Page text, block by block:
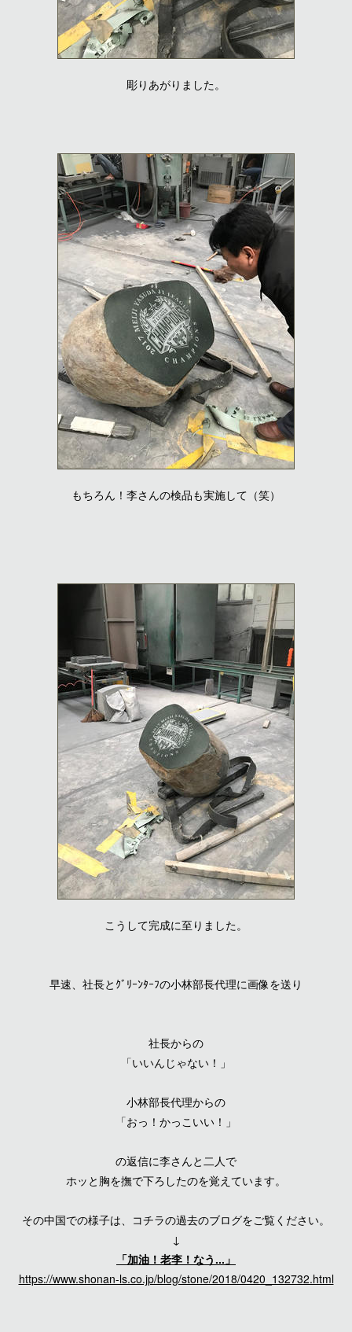
彫りあがりました。
もちろん！李さんの検品も実施して（笑）
こうして完成に至りました。
早速、社長とｸﾞﾘｰﾝﾀｰﾌの小林部長代理に画像を送り
社長からの
「いいんじゃない！」
小林部長代理からの
「おっ！かっこいい！」
の返信に李さんと二人で
ホッと胸を撫で下ろしたのを覚えています。
その中国での様子は、コチラの過去のブログをご覧ください。
↓
「加油！老李！なう...」
https://www.shonan-ls.co.jp/blog/stone/2018/0420_132732.html